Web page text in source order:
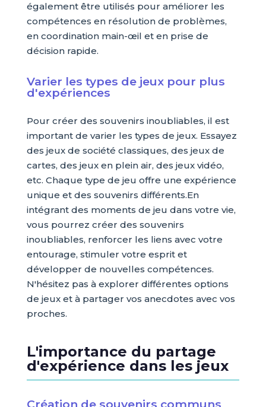
également être utilisés pour améliorer les
compétences en résolution de problèmes,
en coordination main-œil et en prise de
décision rapide.
Varier les types de jeux pour plus
d'expériences
Pour créer des souvenirs inoubliables, il est
important de varier les types de jeux. Essayez
des jeux de société classiques, des jeux de
cartes, des jeux en plein air, des jeux vidéo,
etc. Chaque type de jeu offre une expérience
unique et des souvenirs différents.En
intégrant des moments de jeu dans votre vie,
vous pourrez créer des souvenirs
inoubliables, renforcer les liens avec votre
entourage, stimuler votre esprit et
développer de nouvelles compétences.
N'hésitez pas à explorer différentes options
de jeux et à partager vos anecdotes avec vos
proches.
L'importance du partage
d'expérience dans les jeux
Création de souvenirs communs